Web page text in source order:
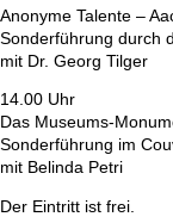
Anonyme Talente –
Sonderführung durch
mit Dr. Georg Tilger
14.00 Uhr
Das Museums-
Sonderführung im
mit Belinda Petri
Der Eintritt ist frei.